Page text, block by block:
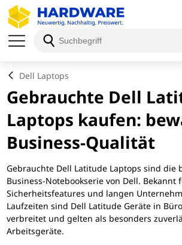
Dell Laptops
Gebrauchte Dell
Laptops kaufen:
Business-Qualität
Gebrauchte Dell Latitude Laptops sind die
Business-Notebookserie von Dell. Bekannt
Sicherheitsfeatures und langen
Laufzeiten sind Dell Latitude Geräte in
verbreitet und gelten als besonders
Arbeitsgeräte.